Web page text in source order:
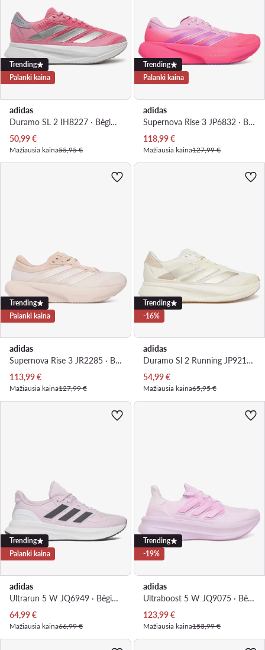
Trending
Palanki kaina
adidas
Duramo SL 2 IH8227 · Bėgimo batai
Dabartinė kaina
50,99€
Mažiausia kaina55,95 €
Trending
Palanki kaina
adidas
Supernova Rise 3 JP6832 · Bėgimo batai
Dabartinė kaina
118,99€
Mažiausia kaina127,99 €
Trending
Palanki kaina
adidas
Supernova Rise 3 JR2285 · Bėgimo batai
Dabartinė kaina
113,99€
Mažiausia kaina127,99 €
Trending
-16%
adidas
Duramo Sl 2 Running JP9217 · Bėgimo batai
Dabartinė kaina
54,99€
Mažiausia kaina65,95 €
Trending
Palanki kaina
adidas
Ultrarun 5 W JQ6949 · Bėgimo batai
Dabartinė kaina
64,99€
Mažiausia kaina66,99 €
Trending
-19%
adidas
Ultraboost 5 W JQ9075 · Bėgimo batai
Dabartinė kaina
123,99€
Mažiausia kaina153,99 €